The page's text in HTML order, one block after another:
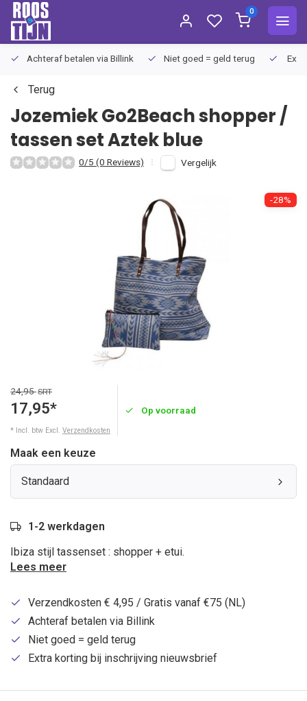
0
Achteraf betalen via Billink Niet goed = geld terug
Terug
JozemiekGo2Beach shopper /
tassen set Aztek blue
0/5 (0 Reviews) Vergelijk
-28%
24,95SRT
17,95*
* Incl. btw Excl. Verzendkosten
Op voorraad
Maak een keuze
Standaard
1-2 werkdagen
Ibiza stijl tassenset : shopper + etui.
Lees meer
Verzendkosten € 4,95 / Gratis vanaf €75 (NL)
Achteraf betalen via Billink
Niet goed = geld terug
Extra korting bij inschrijving nieuwsbrief